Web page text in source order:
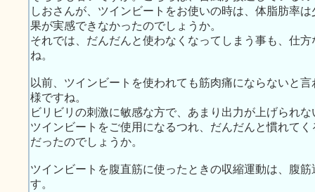
しおさんが、ツインビートをお使いの時は、体脂肪率
果が実感できなかったのでしょうか。
それでは、だんだんと使わなくなってしまう事も、仕
ね。
以前、ツインビートを使われても筋肉痛にならないと
様ですね。
ビリビリの刺激に敏感な方で、あまり出力が上げられ
ツインビートをご使用になるつれ、だんだんと慣れて
だったのでしょうか。
ツインビートを腹直筋に使ったときの収縮運動は、腹
す。